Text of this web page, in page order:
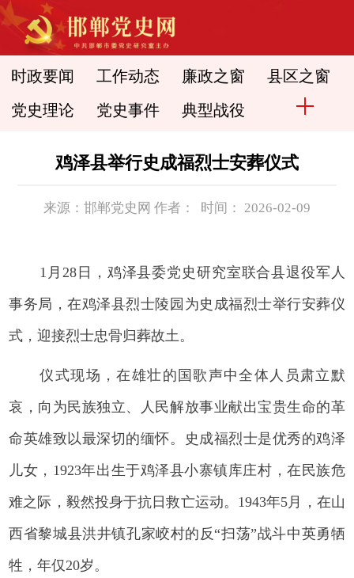
时政要闻 工作动态 廉政之窗 县区之窗
党史理论 党史事件 典型战役
鸡泽县举行史成福烈士安葬仪式
来源：邯郸党史网 作者： 时间： 2026-02-09
1月28日，鸡泽县委党史研究室联合县退役军人
事务局，在鸡泽县烈士陵园为史成福烈士举行安葬仪
式，迎接烈士忠骨归葬故土。
仪式现场，在雄壮的国歌声中全体人员肃立默
哀，向为民族独立、人民解放事业献出宝贵生命的革
命英雄致以最深切的缅怀。史成福烈士是优秀的鸡泽
儿女，1923年出生于鸡泽县小寨镇库庄村，在民族危
难之际，毅然投身于抗日救亡运动。1943年5月，在山
西省黎城县洪井镇孔家峧村的反“扫荡”战斗中英勇牺
牲，年仅20岁。